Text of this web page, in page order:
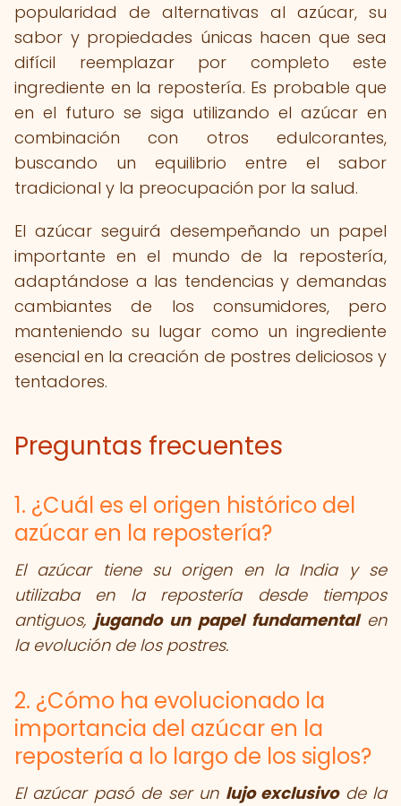
popularidad de alternativas al azúcar, su
sabor y propiedades únicas hacen que sea
difícil reemplazar por completo este
ingrediente en la repostería. Es probable que
en el futuro se siga utilizando el azúcar en
combinación con otros edulcorantes,
buscando un equilibrio entre el sabor
tradicional y la preocupación por la salud.
El azúcar seguirá desempeñando un papel
importante en el mundo de la repostería,
adaptándose a las tendencias y demandas
cambiantes de los consumidores, pero
manteniendo su lugar como un ingrediente
esencial en la creación de postres deliciosos y
tentadores.
Preguntas frecuentes
1. ¿Cuál es el origen histórico del
azúcar en la repostería?
El azúcar tiene su origen en la India y se
utilizaba en la repostería desde tiempos
antiguos, jugando un papel fundamentalen
la evolución de los postres.
2. ¿Cómo ha evolucionado la
importancia del azúcar en la
repostería a lo largo de los siglos?
El azúcar pasó de ser un lujo exclusivode la